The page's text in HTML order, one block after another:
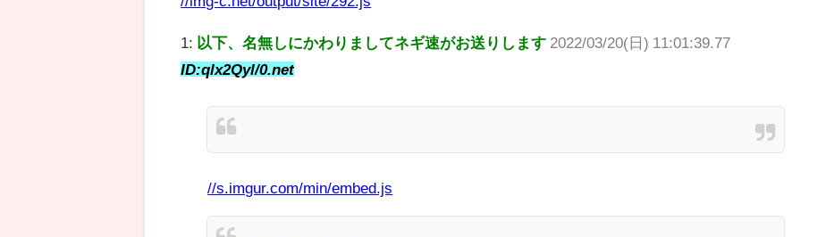
1: 以下、名無しにかわりましてネギ速がお送りします 2022/03/20(日) 11:01:39.77
ID:qlx2Qyl/0.net
//s.imgur.com/min/embed.js